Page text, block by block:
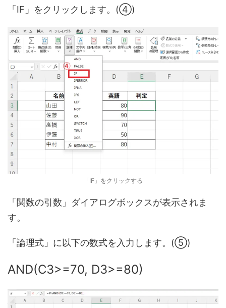
「IF」をクリックします。(④)
「IF」をクリックする
「関数の引数」ダイアログボックスが表示されま
す。
「論理式」に以下の数式を入力します。(⑤)
AND(C3>=70, D3>=80)